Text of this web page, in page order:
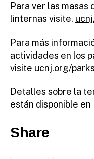
Para ver las masas
linternas visite,
Para más
actividades en los
visite ucnj.org/
Detalles sobre la
están disponible en
Share